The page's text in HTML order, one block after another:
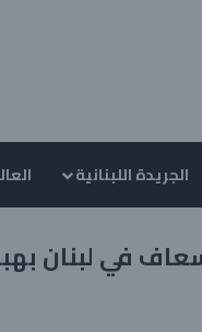
الجريدة اللبنانية
في لبنان